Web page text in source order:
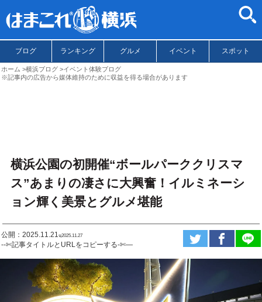
ブログ ランキング グルメ イベント スポット
ホーム 横浜ブログ
イベント体験ブログ
※記事内の広告から媒体維持のために収益を得る場合があります
横浜公園の初開催“ボールパーククリスマ
ス”あまりの凄さに大興奮！イルミネーシ
ョン輝く美景とグルメ堪能
公開：2025.11.21ಇ2025.11.27
--✄記事タイトルとURLをコピーする-✄—